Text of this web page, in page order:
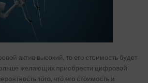
актив высокий, то его стоимость будет
желающих приобрести цифровой
того, что его стоимость и